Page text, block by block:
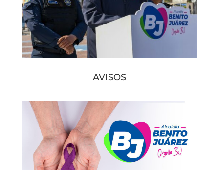
AVISOS